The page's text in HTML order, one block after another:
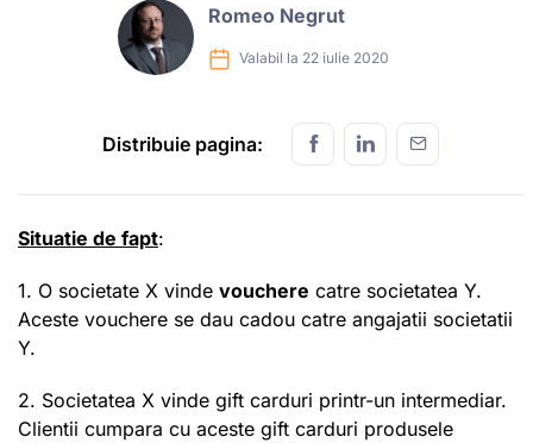
Romeo Negrut
Valabil la 22 iulie 2020
Distribuie pagina:
Situatie de fapt:
1. O societate X vinde vouchere catre societatea Y.
Aceste vouchere se dau cadou catre angajatii societatii
Y.
2. Societatea X vinde gift carduri printr-un intermediar.
Clientii cumpara cu aceste gift carduri produsele